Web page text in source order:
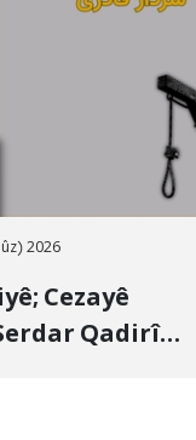
2026
Cezayê
Qadirî